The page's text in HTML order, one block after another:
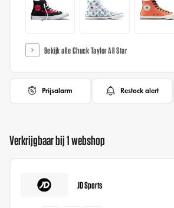
Bekijk alle Chuck Taylor All Star
Prijsalarm Restock alert
Verkrijgbaar bij 1 webshop
JD Sports